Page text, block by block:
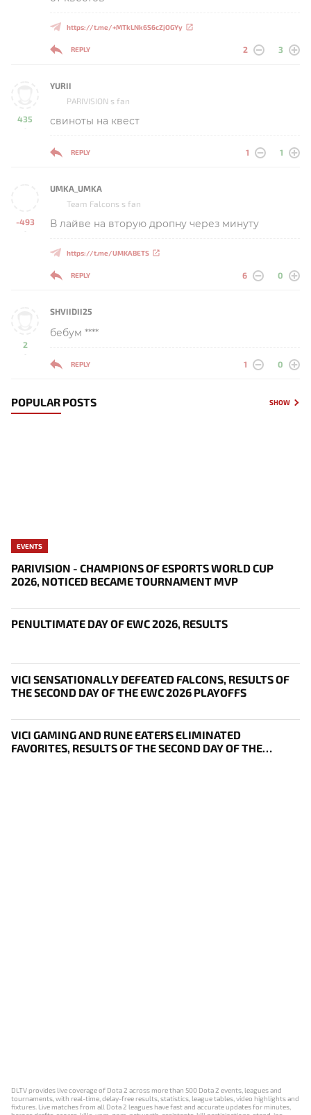
https://t.me/+MTkLNk6S6cZjOGYy
REPLY 2 3
435
-
YURII
PARIVISION s fan
свиноты на квест
REPLY 1 1
-493
-
UMKA_UMKA
Team Falcons s fan
В лайве на вторую дропну через минуту
https://t.me/UMKABETS
REPLY 6 0
2
-
SHVIIDII25
бебум ****
REPLY 1 0
POPULAR POSTS SHOW
EVENTS
PARIVISION - CHAMPIONS OF ESPORTS WORLD CUP
2026, NOTICED BECAME TOURNAMENT MVP
PENULTIMATE DAY OF EWC 2026, RESULTS
VICI SENSATIONALLY DEFEATED FALCONS, RESULTS OF
THE SECOND DAY OF THE EWC 2026 PLAYOFFS
VICI GAMING AND RUNE EATERS ELIMINATED
FAVORITES, RESULTS OF THE SECOND DAY OF THE
DLTV provides live coverage of Dota 2 across more than 500 Dota 2 events, leagues and
tournaments, with real-time, delay-free results, statistics, league tables, video highlights and
fixtures. Live matches from all Dota 2 leagues have fast and accurate updates for minutes,